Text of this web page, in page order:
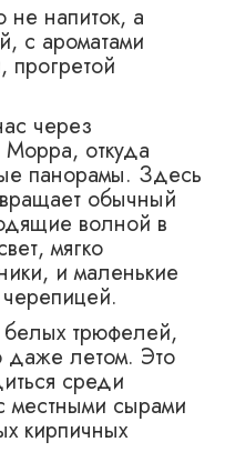
напиток, а
с ароматами
прогретой
через
откуда
панорамы. Здесь
обычный
волной в
мягко
и маленькие
трюфелей,
даже летом. Это
среди
местными сырами
кирпичных